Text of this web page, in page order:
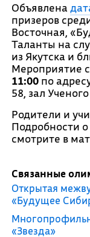
Объявлена
призеров
Восточная,
Таланты на
из Якутска и
Мероприятие
11:00по
58, зал
Родители и
Подробности
смотрите в
Связанные
Открытая
«Будущее
«Звезда»